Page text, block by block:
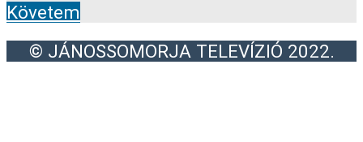
Követem
© JÁNOSSOMORJA TELEVÍZIÓ 2022.